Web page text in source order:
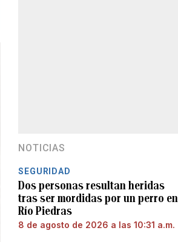
NOTICIAS
SEGURIDAD
Dos personas resultan heridas
tras ser mordidas por un perro en
Río Piedras
8 de agosto de 2026 a las 10:31 a.m.